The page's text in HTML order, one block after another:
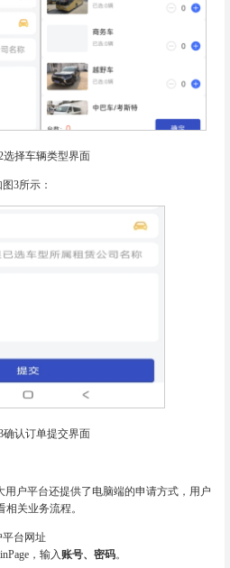
选择车辆类型界面
3所示：
确认订单提交界面
用户平台还提供了电脑端的申请方式，用户
关业务流程。
台网址
，输入账号、密码。